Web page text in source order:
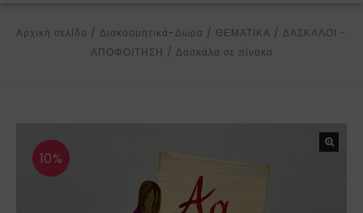
Αρχική σελίδα / Διακοσμητικά-Δώρα / ΘΕΜΑΤΙΚΑ / ΔΑΣΚΑΛΟΙ -
ΑΠΟΦΟΙΤΗΣΗ / Δασκάλα σε πίνακα
10%